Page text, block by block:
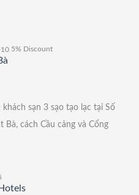
5% Discount
khách sạn 3 sạo tạo lạc tại Số
cách Cầu cảng và Cổng